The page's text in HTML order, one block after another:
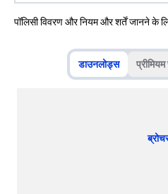
पॉलिसी विवरण और नियम और शर्तें जानने के
डाउनलोड्स प्रीमियम